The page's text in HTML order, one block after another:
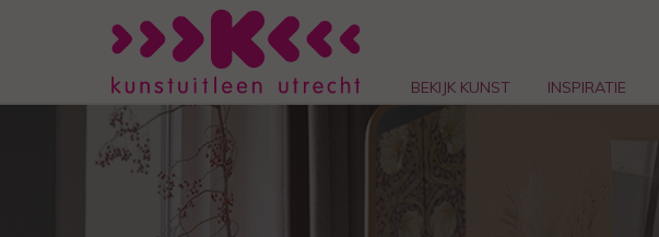
BEKIJK KUNST INSPIRATIE